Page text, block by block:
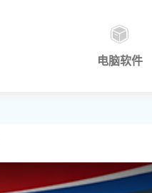
电脑软件